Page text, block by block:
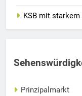
KSB mit
Prinzipalmarkt